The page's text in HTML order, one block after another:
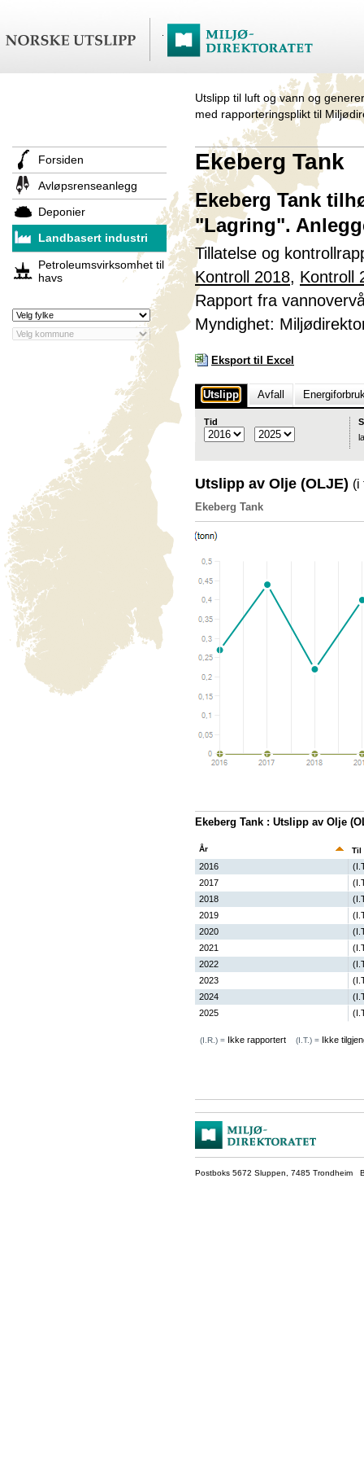
Utslipp til luft og vann og
med rapporteringsplikt til
Forsiden
Avløpsrenseanlegg
Deponier
Landbasert industri
Petroleumsvirksomhet til
havs
Ekeberg Tank
Ekeberg Tank
"Lagring".
Tillatelse og
Kontroll 2018, Kontroll
Rapport fra
Myndighet:
Eksport til Excel
Utslipp Avfall
Tid
Utslipp av Olje (OLJE) (i
Ekeberg Tank
Ekeberg Tank : Utslipp av Olje
År
2016
2017
2018
2019
2020
2021
2022
2023
2024
2025
(I.R.) = Ikke rapportert (I.T.) = Ikke
Postboks 5672 Sluppen, 7485 Trondheim